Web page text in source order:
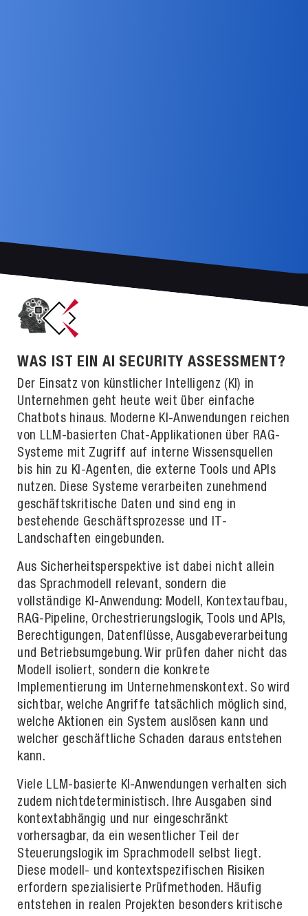
WAS IST EIN AI SECURITY ASSESSMENT?
Der Einsatz von künstlicher Intelligenz (KI) in
Unternehmen geht heute weit über einfache
Chatbots hinaus. Moderne KI-Anwendungen reichen
von LLM-basierten Chat-Applikationen über RAG-
Systeme mit Zugriff auf interne Wissensquellen
bis hin zu KI-Agenten, die externe Tools und APIs
nutzen. Diese Systeme verarbeiten zunehmend
geschäftskritische Daten und sind eng in
bestehende Geschäftsprozesse und IT-
Landschaften eingebunden.
Aus Sicherheitsperspektive ist dabei nicht allein
das Sprachmodell relevant, sondern die
vollständige KI-Anwendung: Modell, Kontextaufbau,
RAG-Pipeline, Orchestrierungslogik, Tools und APIs,
Berechtigungen, Datenflüsse, Ausgabeverarbeitung
und Betriebsumgebung. Wir prüfen daher nicht das
Modell isoliert, sondern die konkrete
Implementierung im Unternehmenskontext. So wird
sichtbar, welche Angriffe tatsächlich möglich sind,
welche Aktionen ein System auslösen kann und
welcher geschäftliche Schaden daraus entstehen
kann.
Viele LLM-basierte KI-Anwendungen verhalten sich
zudem nichtdeterministisch. Ihre Ausgaben sind
kontextabhängig und nur eingeschränkt
vorhersagbar, da ein wesentlicher Teil der
Steuerungslogik im Sprachmodell selbst liegt.
Diese modell- und kontextspezifischen Risiken
erfordern spezialisierte Prüfmethoden. Häufig
entstehen in realen Projekten besonders kritische